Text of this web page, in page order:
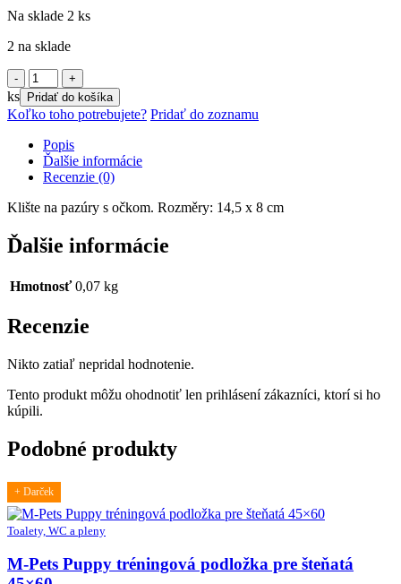
Na sklade 2 ks
2 na sklade
množstvo
Ferplast
kliešte
na
pazúry
očkom
ks Pridať do košíka
Koľko toho potrebujete? Pridať do zoznamu
Popis
Ďalšie informácie
Recenzie (0)
Klište na pazúry s očkom. Rozměry: 14,5 x 8 cm
Ďalšie informácie
Hmotnosť 0,07 kg
Recenzie
Nikto zatiaľ nepridal hodnotenie.
Tento produkt môžu ohodnotiť len prihlásení zákazníci, ktorí si ho
kúpili.
Podobné produkty
+ Darček
Toalety, WC a pleny
M-Pets Puppy tréningová podložka pre šteňatá